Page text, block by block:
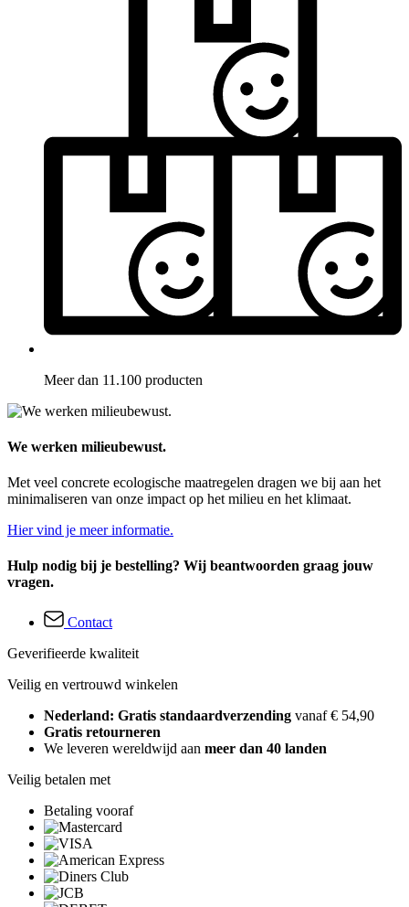
Meer dan 11.100 producten
We werken milieubewust.
Met veel concrete ecologische maatregelen dragen we bij aan het
minimaliseren van onze impact op het milieu en het klimaat.
Hier vind je meer informatie.
Hulp nodig bij je bestelling? Wij beantwoorden graag jouw
vragen.
Contact
Geverifieerde kwaliteit
Veilig en vertrouwd winkelen
Nederland: Gratis standaardverzending vanaf € 54,90
Gratis retourneren
We leveren wereldwijd aan meer dan 40 landen
Veilig betalen met
Betaling vooraf